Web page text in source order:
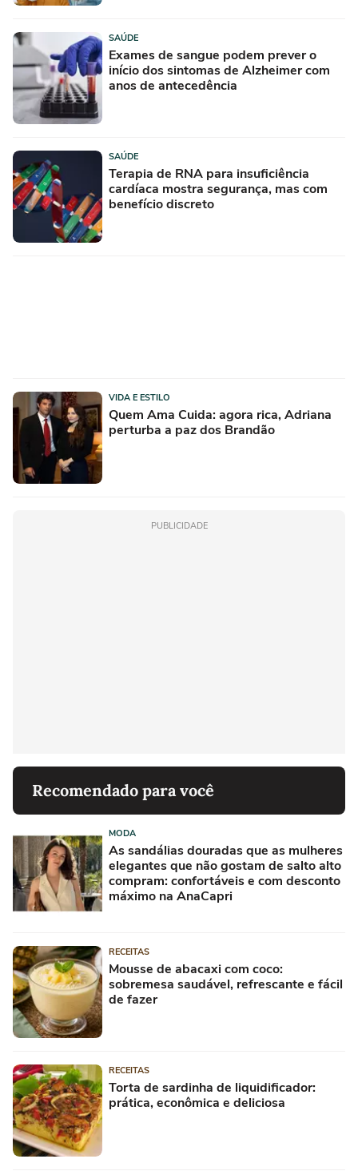
SAÚDE
Exames de sangue podem prever o
início dos sintomas de Alzheimer com
anos de antecedência
SAÚDE
Terapia de RNA para insuficiência
cardíaca mostra segurança, mas com
benefício discreto
VIDA E ESTILO
Quem Ama Cuida: agora rica, Adriana
perturba a paz dos Brandão
PUBLICIDADE
Recomendado para você
MODA
As sandálias douradas que as mulheres
elegantes que não gostam de salto alto
compram: confortáveis e com desconto
máximo na AnaCapri
RECEITAS
Mousse de abacaxi com coco:
sobremesa saudável, refrescante e fácil
de fazer
RECEITAS
Torta de sardinha de liquidificador:
prática, econômica e deliciosa